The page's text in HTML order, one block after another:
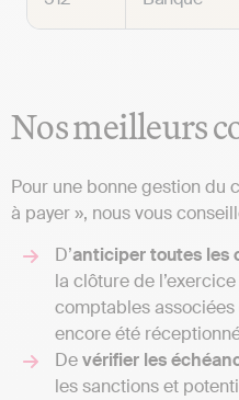
Nos meilleurs
Pour une bonne gestion du
à payer », nous vous
D’anticiper toutes les
la clôture de
comptables associées
encore été
Devérifier les
les sanctions et